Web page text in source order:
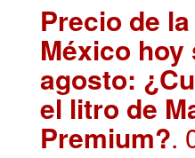
Precio de
México hoy
agosto:
el litro de
Premium?.